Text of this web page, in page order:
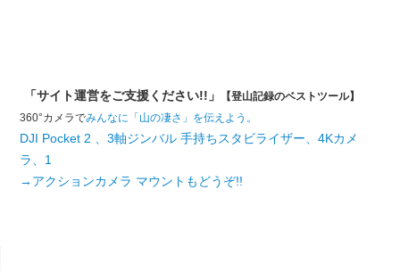
「サイト運営をご支援ください!!」
【登山記録のベストツール】
360°カメラでみんなに「山の凄さ」を伝えよう。
DJI Pocket 2 、3軸ジンバル 手持ちスタビライザー、4Kカメ
ラ、1
→アクションカメラ マウントもどうぞ!!